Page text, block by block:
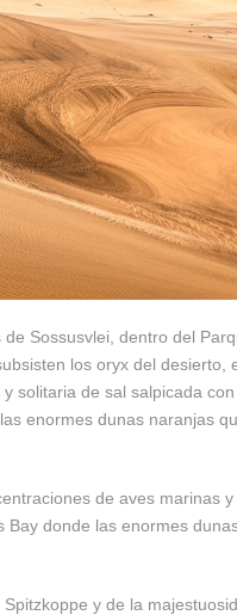
Sossusvlei, dentro del
los oryx del desierto,
solitaria de sal salpicada
enormes dunas naranjas
de aves marinas
donde las enormes
y de la